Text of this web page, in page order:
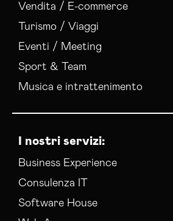
Gestione Social Media Crotone
Realizzazione Siti Web Crotone
Servizi Hosting Crotone
Social Media Advertising
Web Agency Crotone
Vendita / E-commerce
Turismo / Viaggi
Eventi / Meeting
Sport & Team
Musica e intrattenimento
I nostri servizi:
Business Experience
Consulenza IT
Software House